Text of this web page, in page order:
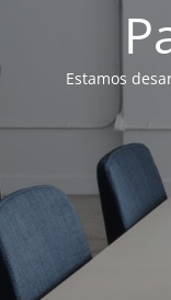
Estamos